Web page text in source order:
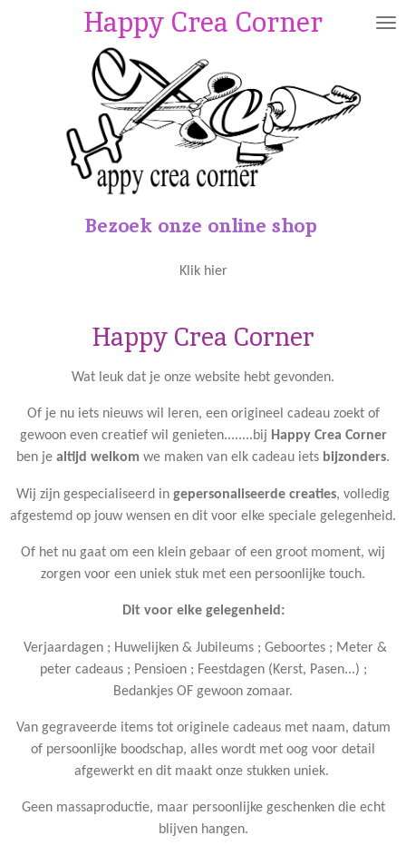
Happy Crea Corner
Bezoek onze online shop
Klik hier
Happy Crea Corner
Wat leuk dat je onze website hebt gevonden.
Of je nu iets nieuws wil leren, een origineel cadeau zoekt of
gewoon even creatief wil genieten........bij Happy Crea Corner
ben je altijd welkom we maken van elk cadeau iets bijzonders.
Wij zijn gespecialiseerd in gepersonaliseerde creaties, volledig
afgestemd op jouw wensen en dit voor elke speciale gelegenheid.
Of het nu gaat om een klein gebaar of een groot moment, wij
zorgen voor een uniek stuk met een persoonlijke touch.
Dit voor elke gelegenheid:
Verjaardagen ; Huwelijken & Jubileums ; Geboortes ; Meter &
peter cadeaus ; Pensioen ; Feestdagen (Kerst, Pasen...) ;
Bedankjes OF gewoon zomaar.
Van gegraveerde items tot originele cadeaus met naam, datum
of persoonlijke boodschap, alles wordt met oog voor detail
afgewerkt en dit maakt onze stukken uniek.
Geen massaproductie, maar persoonlijke geschenken die echt
blijven hangen.